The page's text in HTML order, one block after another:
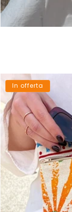
In offerta